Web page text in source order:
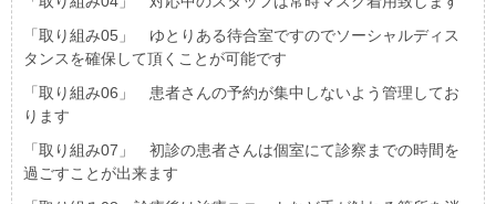
「取り組み05」 ゆとりある待合室ですのでソーシャルディス
タンスを確保して頂くことが可能です
「取り組み06」 患者さんの予約が集中しないよう管理してお
ります
「取り組み07」 初診の患者さんは個室にて診察までの時間を
過ごすことが出来ます